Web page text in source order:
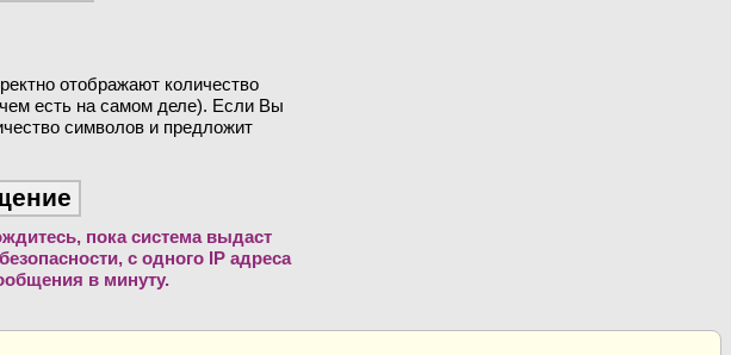
отображают количество
есть на самом деле). Если Вы
символов и предложит
пока система выдаст
с одного IP адреса
в минуту.